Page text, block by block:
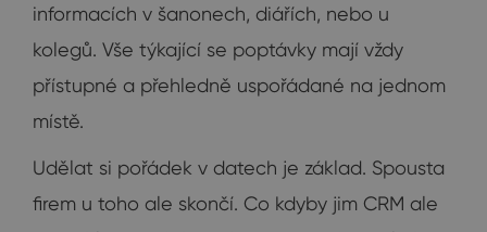
informacích v šanonech, diářích, nebo u
kolegů. Vše týkající se poptávky mají vždy
přístupné a přehledně uspořádané na jednom
místě.
Udělat si pořádek v datech je základ. Spousta
firem u toho ale skončí. Co kdyby jim CRM ale